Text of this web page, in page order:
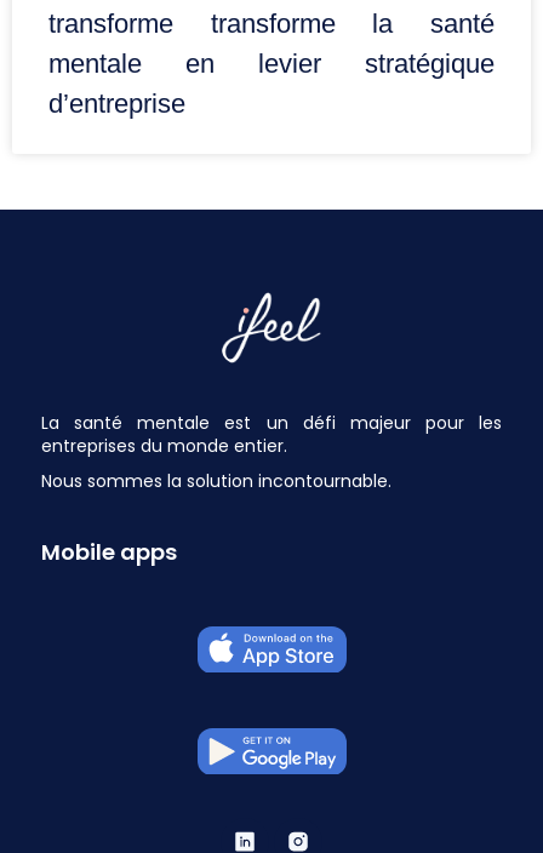
transforme transforme la santé
mentale en levier stratégique
d’entreprise
La santé mentale est un défi majeur pour les
entreprises du monde entier.
Nous sommes la solution incontournable.
Mobile apps